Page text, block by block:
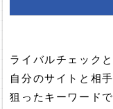
ライバルチェックと
自分のサイトと相
狙ったキーワード